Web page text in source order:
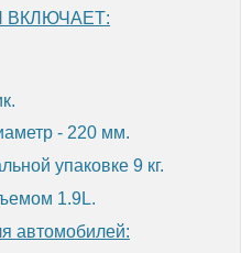
ВКЛЮЧАЕТ:
- 220 мм.
упаковке 9 кг.
1.9L.
автомобилей: